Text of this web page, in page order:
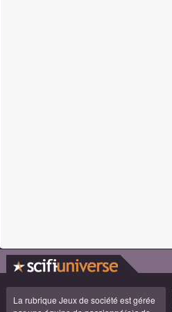
La rubrique Jeux de société est gérée